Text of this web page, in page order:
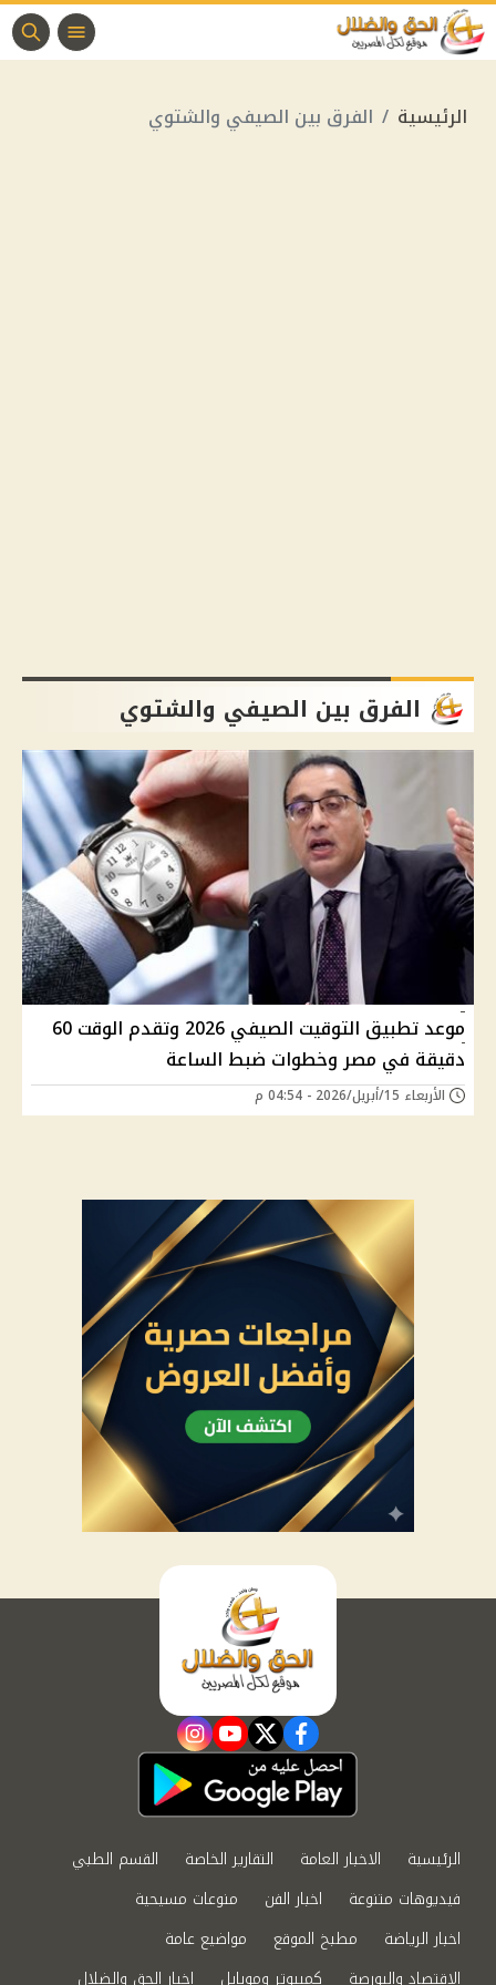
الرئيسية الفرق بين الصيفي والشتوي
الفرق بين الصيفي والشتوي
موعد تطبيق التوقيت الصيفي 2026 وتقدم الوقت 60
دقيقة في مصر وخطوات ضبط الساعة
الأربعاء 15/أبريل/2026 - 04:54 م
facebook
twitter
youtube
instagram
الرئيسية الاخبار العامة التقارير الخاصة
القسم الطبي
فيديوهات متنوعة
اخبار الفن
منوعات مسيحية
اخبار الرياضة
مطبخ الموقع
مواضيع عامة
الاقتصاد والبورصة
كمبيوتر وموبايل اخبار الحق والضلال